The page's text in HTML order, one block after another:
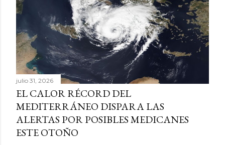
julio 31, 2026
EL CALOR RÉCORD DEL
MEDITERRÁNEO DISPARA LAS
ALERTAS POR POSIBLES MEDICANES
ESTE OTOÑO